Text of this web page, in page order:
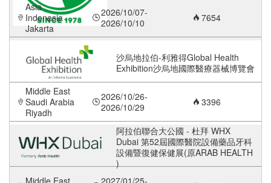
Asia
Indonesia
Jakarta
2026/10/07-
2026/10/10
7654
沙烏地拉伯-利雅得Global Health
Exhibition沙烏地國際醫療器械博覽會
Middle East
Saudi Arabia
Riyadh
2026/10/26-
2026/10/29
3396
阿拉伯聯合大公國 - 杜拜 WHX
Dubai 第52屆國際醫院設備藥品牙科
設備暨復健保健展(原ARAB HEALTH
)